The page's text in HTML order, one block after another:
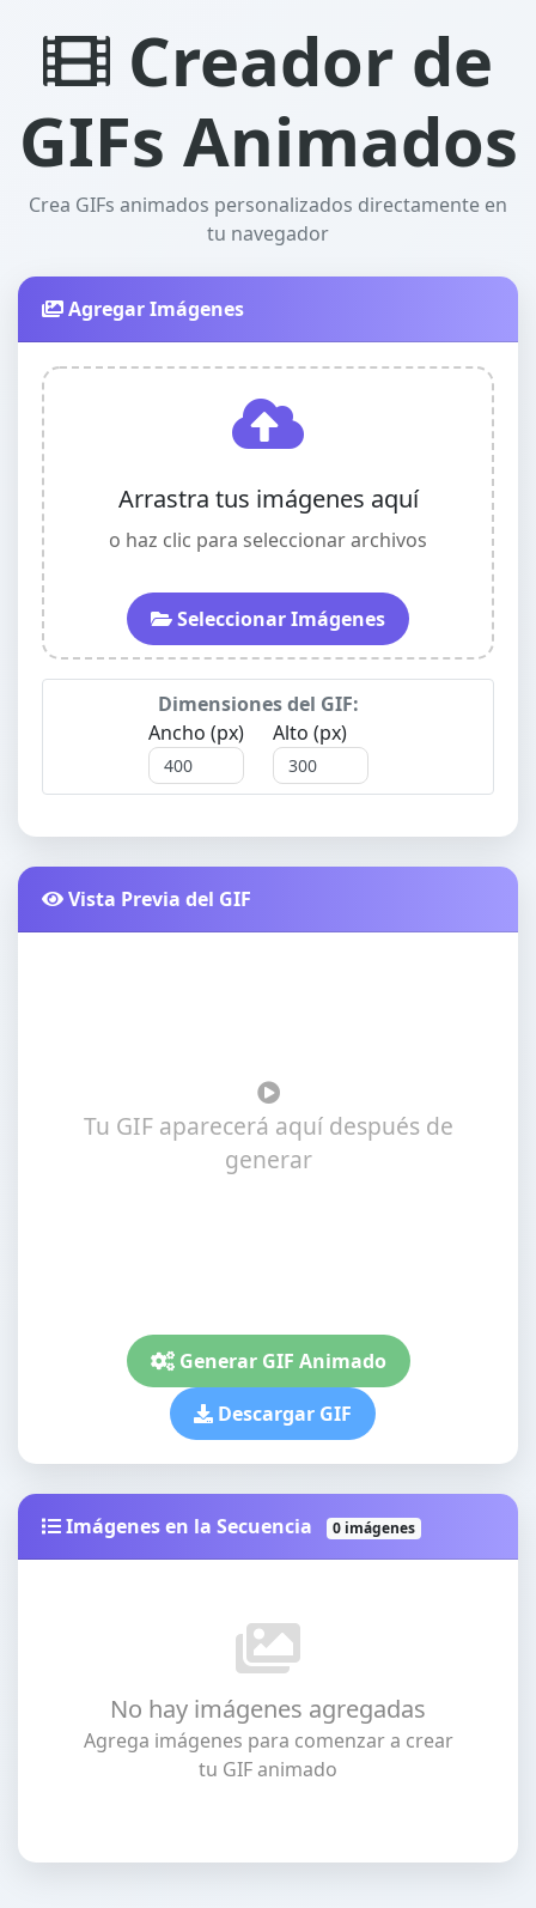
Creador de
GIFs Animados
Crea GIFs animados personalizados directamente en
tu navegador
Agregar Imágenes
Arrastra tus imágenes aquí
o haz clic para seleccionar archivos
Seleccionar Imágenes
Dimensiones del GIF:
Ancho (px)
Alto (px)
Vista Previa del GIF
Tu GIF aparecerá aquí después de
generar
Generar GIF Animado
Descargar GIF
Imágenes en la Secuencia 0 imágenes
No hay imágenes agregadas
Agrega imágenes para comenzar a crear
tu GIF animado